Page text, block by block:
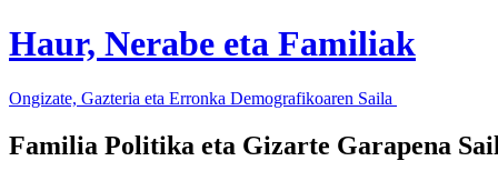
Haur, Nerabe eta Familiak
Ongizate, Gazteria eta Erronka Demografikoaren Saila
Familia Politika eta Gizarte Garapena